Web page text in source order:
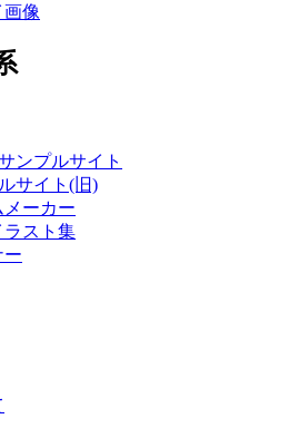
画像
ンプルサイト
サイト(旧)
ーカー
ラスト集
ー